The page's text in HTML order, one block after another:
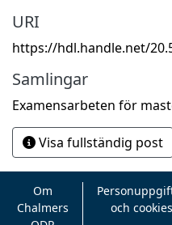
URI
https://hdl.handle.net/
Samlingar
Examensarbeten för
Visa fullständig post
Om
Chalmers
och cookies